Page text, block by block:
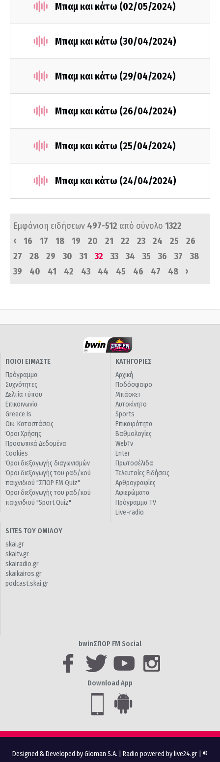
Μπαμ και κάτω (02/05/2024)
Μπαμ και κάτω (30/04/2024)
Μπαμ και κάτω (29/04/2024)
Μπαμ και κάτω (26/04/2024)
Μπαμ και κάτω (25/04/2024)
Μπαμ και κάτω (24/04/2024)
Εμφάνιση ειδήσεων 497-512 από σύνολο 1322
‹
16 17 18 19 20 21 22 23 24 25
26
27
28 29 30 31 32 33 34 35 36 37
38
39
40 41 42 43 44 45 46 47 48 ›
ΠΟΙΟΙ ΕΙΜΑΣΤΕ
Πρόγραμμα
Συχνότητες
Δελτία τύπου
Επικοινωνία
Greece Is
Οικ. Καταστάσεις
Όροι Χρήσης
Προσωπικά Δεδομένα
Cookies
Όροι διεξαγωγής διαγωνισμών
Όροι διεξαγωγής του ραδ/κού
παιχνιδιού "ΣΠΟΡ FM Quiz"
Όροι διεξαγωγής του ραδ/κού
παιχνιδιού "Sport Quiz"
ΚΑΤΗΓΟΡΙΕΣ
Αρχική
Ποδόσφαιρο
Μπάσκετ
Αυτοκίνητο
Sports
Επικαιρότητα
Βαθμολογίες
WebTv
Enter
Πρωτοσέλιδα
Τελευταίες Ειδήσεις
Αρθρογραφίες
Αφιερώματα
Πρόγραμμα TV
Live-radio
SITES ΤΟΥ ΟΜΙΛΟΥ
skai.gr
skaitv.gr
skairadio.gr
skaikairos.gr
podcast.skai.gr
bwinΣΠΟΡ FM Social
Download App
Designed & Developed by Gloman S.A. Radio powered by live24.gr | ©